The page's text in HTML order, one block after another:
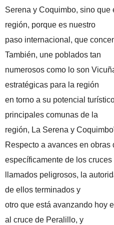
Serena y Coquimbo, sino que
región, porque es nuestro
paso internacional, que
También, une poblados tan
numerosos como lo son
estratégicas para la región
en torno a su potencial
principales comunas de la
región, La Serena y
Respecto a avances en obras
específicamente de los cruces
llamados peligrosos, la
de ellos terminados y
otro que está avanzando hoy
al cruce de Peralillo, y